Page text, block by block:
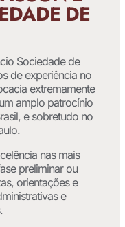
DE
Sociedade de
de experiência no
extremamente
amplo patrocínio
e sobretudo no
nas mais
preliminar ou
orientações e
e